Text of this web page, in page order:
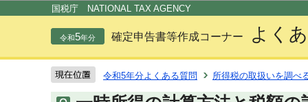
国税庁 NATIONAL TAX AGENCY
令和5年分 確定申告書等作成コーナー よく
令和5年分よくある質問 所得税の取扱いを調べ